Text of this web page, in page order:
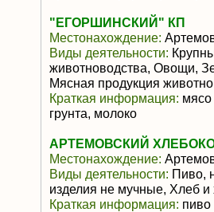
"ЕГОРШИНСКИЙ" КП
Местонахождение:
Виды деятельности:
животноводства, Овощи,
Мясная продукция
Краткая информация: мясо
грунта, молоко
АРТЕМОВСКИЙ
Местонахождение:
Виды деятельности: Пиво,
изделия не мучные, Хлеб
Краткая информация: пиво